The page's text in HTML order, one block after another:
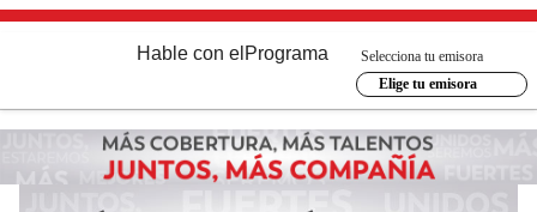
Hable con el Programa
Selecciona tu emisora
Elige tu emisora